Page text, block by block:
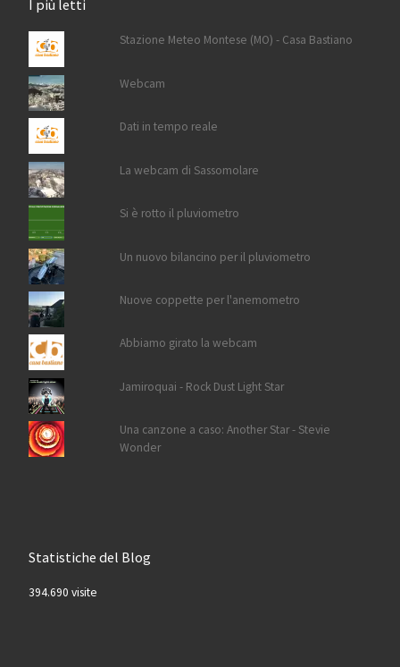
I più letti
Stazione Meteo Montese (MO) - Casa Bastiano
Webcam
Dati in tempo reale
La webcam di Sassomolare
Si è rotto il pluviometro
Un nuovo bilancino per il pluviometro
Nuove coppette per l'anemometro
Abbiamo girato la webcam
Jamiroquai - Rock Dust Light Star
Una canzone a caso: Another Star - Stevie
Wonder
Statistiche del Blog
394.690 visite